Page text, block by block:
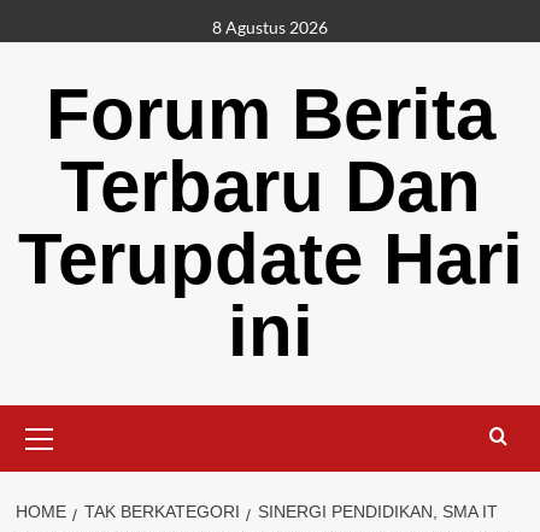
to
8 Agustus 2026
Forum Berita
Terbaru Dan
Terupdate Hari
ini
Menu
HOME TAK BERKATEGORI
SINERGI PENDIDIKAN, SMA IT